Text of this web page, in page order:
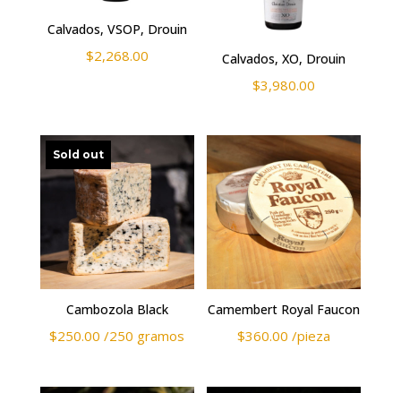
Calvados, VSOP, Drouin
$2,268.00 Calvados, XO, Drouin
$3,980.00
Sold out
Cambozola Black
$250.00 /250 gramos
Camembert Royal Faucon
$360.00 /pieza